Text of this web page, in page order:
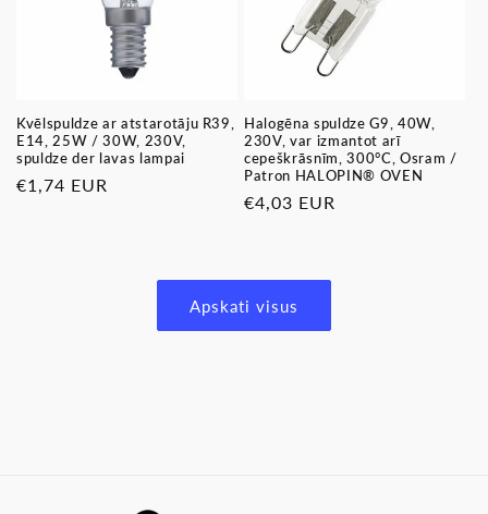
Kvēlspuldze ar atstarotāju R39,
E14, 25W / 30W, 230V,
spuldze der lavas lampai
Parastā
€1,74 EUR
Halogēna spuldze G9, 40W,
230V, var izmantot arī
cepeškrāsnīm, 300°C, Osram /
Patron HALOPIN® OVEN
Parastā
€4,03 EUR
Apskati visus